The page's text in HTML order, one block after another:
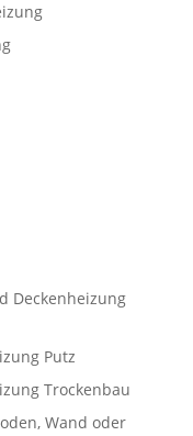
Deckenheizung
Putz
Trockenbau
Wand oder